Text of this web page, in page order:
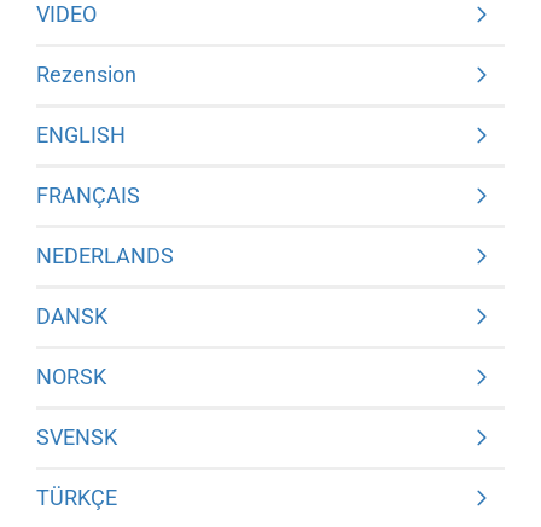
VIDEO
Rezension
ENGLISH
FRANÇAIS
NEDERLANDS
DANSK
NORSK
SVENSK
TÜRKÇE